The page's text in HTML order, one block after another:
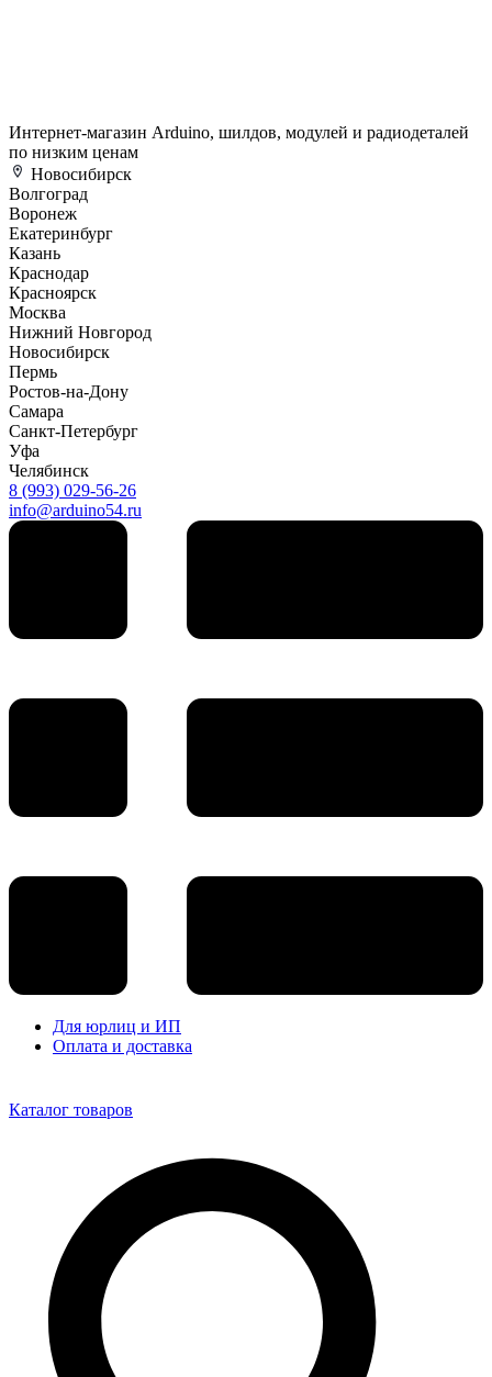
Интернет-магазин Arduino, шилдов, модулей и радиодеталей
по низким ценам
Новосибирск
Волгоград
Воронеж
Екатеринбург
Казань
Краснодар
Красноярск
Москва
Нижний Новгород
Новосибирск
Пермь
Ростов-на-Дону
Самара
Санкт-Петербург
Уфа
Челябинск
8 (993) 029-56-26
info@arduino54.ru
Для юрлиц и ИП
Оплата и доставка
Каталог товаров